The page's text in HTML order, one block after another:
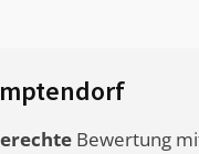
Bewertung